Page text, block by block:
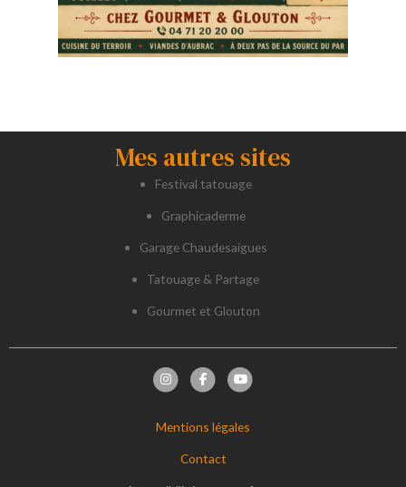
Mes autres sites
Festival tatouage
Graphicaderme
Garage Chaudesaigues
Tatouage & Partage
Gourmet et Glouton
Mentions légales
Contact